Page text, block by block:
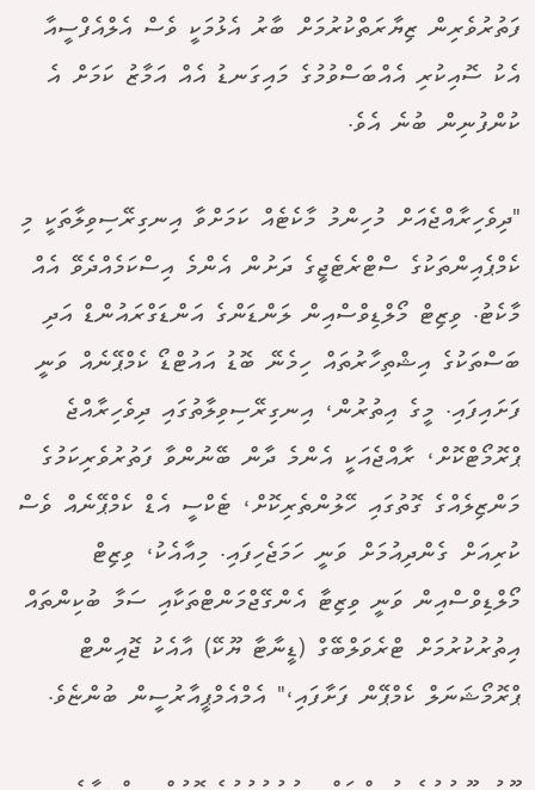
ފަތުރުވެރިން ޒިޔާރަތްކުރުމަށް ބާރު އެޅުމަކީ ވެސް އެލްއެފްސީއާ
އެކު ސޮއިކުރި އެއްބަސްވުމުގެ މައިގަނޑު އެއް އަމާޒު ކަމަށް އެ
ކުންފުނިން ބުނެ އެވެ.
"ދިވެހިރާއްޖެއަށް މުހިންމު މާކެޓެއް ކަމަށްވާ އިނގިރޭސިވިލާތަކީ މި
ކެމްޕެއިންތަކުގެ ސްޓްރެޓެޖީގެ ދަށުން އެންމެ އިސްކަމެއްދެވޭ އެއް
މާކެޓު. ވިޒިޓް މޯލްޑިވްސްއިން ލަންޑަންގެ އަންޑަގްރައުންޑް އަދި
ބަސްތަކުގެ އިޝްތިހާރުތައް ހިމެނޭ ބޮޑު އައުޓްޑޯ ކެމްޕޭނެއް ވަނީ
ފަށައިފައި. މީގެ އިތުރުން، އިނގިރޭސިވިލާތުގައި ދިވެހިރާއްޖެ
ޕްރޮމޯޓްކޮށް، ރާއްޖެއަކީ އެންމެ ދާން ބޭނުންވާ ފަތުރުވެރިކަމުގެ
މަންޒިލެއްގެ ގޮތުގައި ހޭލުންތެރިކޮށް، ޓެކްސީ އެޑް ކެމްޕޭނެއް ވެސް
ކުރިއަށް ގެންދިއުމަށް ވަނީ ހަމަޖެހިފައި. މިއާއެކު، ވިޒިޓް
މޯލްޑިވްސްއިން ވަނީ ވިޒިޓާ އެންގޭޖްމަންޓްތަކާއި ސަމާ ބުކިންތައް
އިތުރުކުރުމަށް ޓްރެވަލްބޭގް (ޑީނާޓާ ޔޫކޭ) އާއެކު ޖޮއިންޓް
ޕްރޮމޯޝަނަލް ކެމްޕޭން ފަށާފައި،" އެމްއެމްޕީއާރުސީން ބުންޏެވެ.